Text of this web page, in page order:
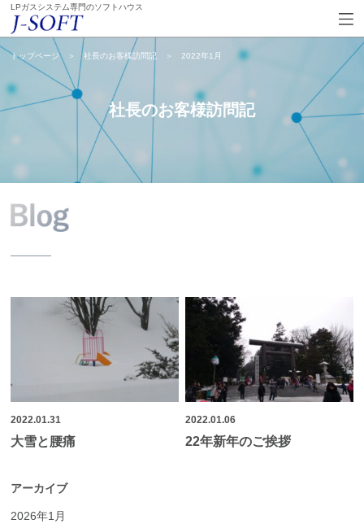
LPガスシステム専門のソフトハウス
トップページ ＞ 社長のお客様訪問記 ＞ 2022年1月
社長のお客様訪問記
2022.01.31
大雪と腰痛
2022.01.06
22年新年のご挨拶
アーカイブ
2026年1月